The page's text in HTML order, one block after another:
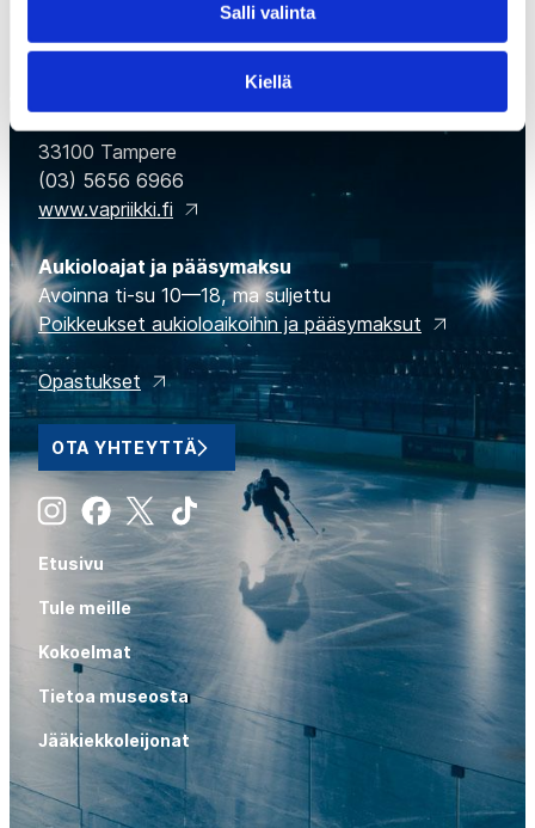
Salli valinta
Kiellä
Museokeskus Vapriikki, Tampellan alue,
33100 Tampere
(03) 5656 6966
www.vapriikki.fi
Aukioloajat ja pääsymaksu
Avoinna ti-su 10—18, ma suljettu
Poikkeukset aukioloaikoihin ja pääsymaksut
Opastukset
OTA YHTEYTTÄ
InstagramFacebook
X Tiktok
Etusivu
Tule meille
Kokoelmat
Tietoa museosta
Jääkiekkoleijonat